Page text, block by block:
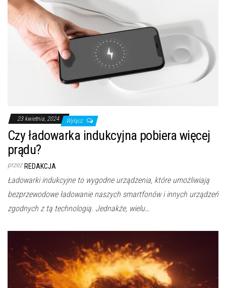
23 kwietnia, 2024 Wyłącz
Czy ładowarka indukcyjna pobiera więcej
prądu?
przez REDAKCJA
Ładowarki indukcyjne to wygodne urządzenia, które umożliwiają
bezprzewodowe ładowanie naszych smartfonów i innych urządzeń
zgodnych z tą technologią. Jednakże, wielu…